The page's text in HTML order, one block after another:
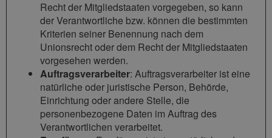
Recht der Mitgliedstaaten vorgegeben, so kann
der Verantwortliche bzw. können die bestimmten
Kriterien seiner Benennung nach dem
Unionsrecht oder dem Recht der Mitgliedstaaten
vorgesehen werden.
Auftragsverarbeiter: Auftragsverarbeiter ist eine
natürliche oder juristische Person, Behörde,
Einrichtung oder andere Stelle, die
personenbezogene Daten im Auftrag des
Verantwortlichen verarbeitet.